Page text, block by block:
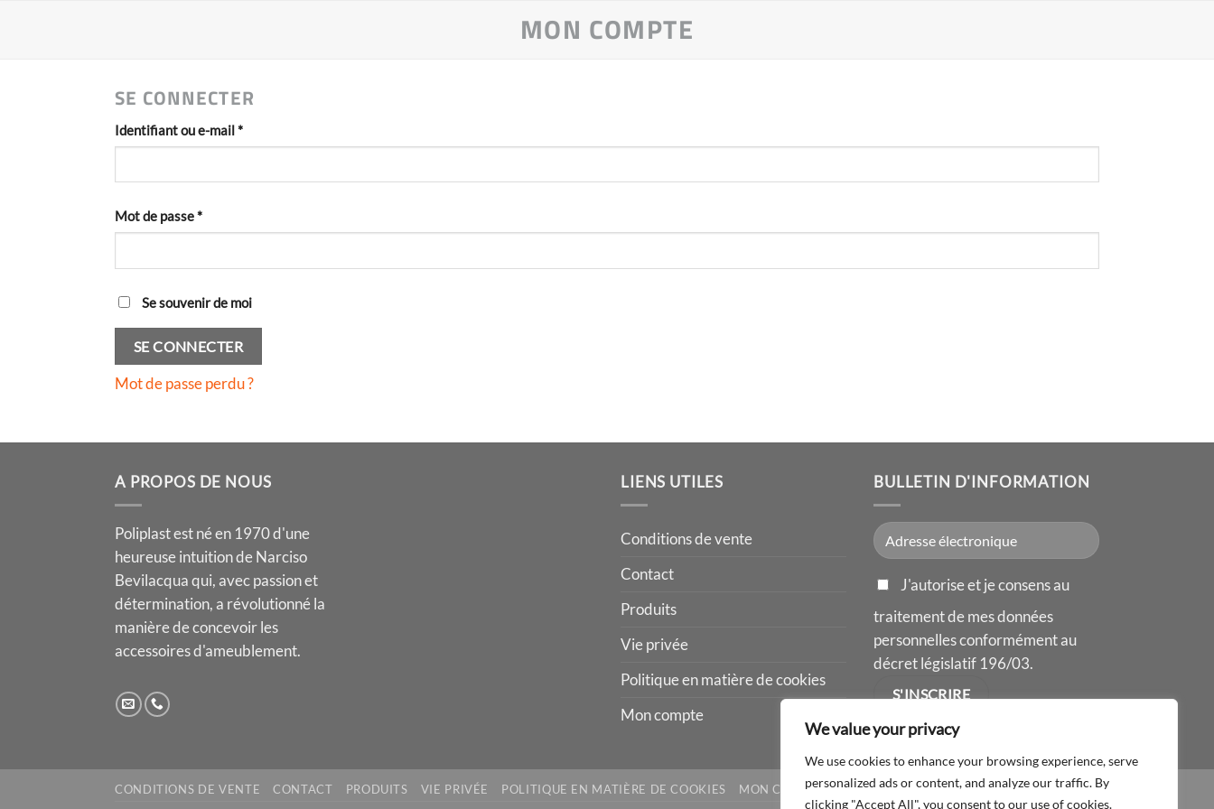
We value your privacy
We use cookies to enhance your browsing experience, serve
personalized ads or content, and analyze our traffic. By
clicking "Accept All", you consent to our use of cookies.
MON COMPTE
SE CONNECTER
Identifiant ou e-mail*Obligatoire
Mot de passe*Obligatoire
Se souvenir de moi
SE CONNECTER
Mot de passe perdu ?
A PROPOS DE NOUS
Poliplast est né en 1970 d'une
heureuse intuition de Narciso
Bevilacqua qui, avec passion et
détermination, a révolutionné la
manière de concevoir les
accessoires d'ameublement.
LIENS UTILES
Conditions de vente
Contact
Produits
Vie privée
Politique en matière de cookies
Mon compte
BULLETIN D'INFORMATION
J'autorise et je consens au
traitement de mes données
personnelles conformément au
décret législatif 196/03.
CONDITIONS DE VENTE CONTACT PRODUITS VIE PRIVÉE POLITIQUE EN MATIÈRE DE COOKIES MON COMPTE